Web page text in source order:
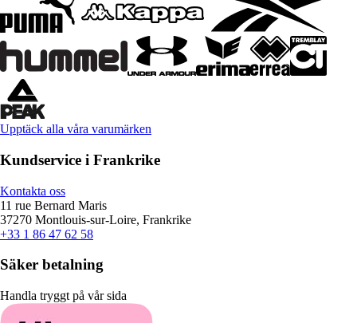
Upptäck alla våra varumärken
Kundservice i Frankrike
Kontakta oss
11 rue Bernard Maris
37270 Montlouis-sur-Loire, Frankrike
+33 1 86 47 62 58
Säker betalning
Handla tryggt på vår sida